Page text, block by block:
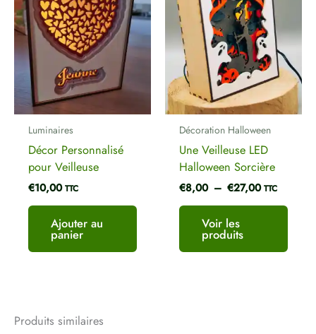
Luminaires
Décor Personnalisé
pour Veilleuse
€10,00 TTC
Ajouter au
panier
Décoration Halloween
Une Veilleuse LED
Halloween Sorcière
€8,00 – €27,00
prix :
€8,00
à
€27,00
TTC
Voir les
produits
Produits similaires